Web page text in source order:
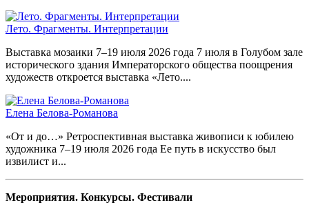
Лето. Фрагменты. Интерпретации
Выставка мозаики 7–19 июля 2026 года 7 июля в Голубом зале
исторического здания Императорского общества поощрения
художеств откроется выставка «Лето....
Елена Белова-Романова
«От и до…» Ретроспективная выставка живописи к юбилею
художника 7–19 июля 2026 года Ее путь в искусство был
извилист и...
Мероприятия. Конкурсы. Фестивали